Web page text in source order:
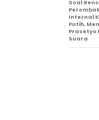
Soal
Internal
Putih,
Prasetyo
Suara